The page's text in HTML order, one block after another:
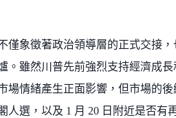
僅象徵著政治領導層的正式交接，
。雖然川普先前強烈支持經濟成長
場情緒產生正面影響，但市場的後
人選，以及 1 月 20 日附近是否有